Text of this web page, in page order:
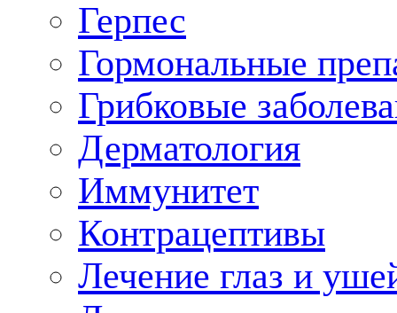
Герпес
Гормональные
Грибковые
Дерматология
Иммунитет
Контрацептивы
Лечение глаз и